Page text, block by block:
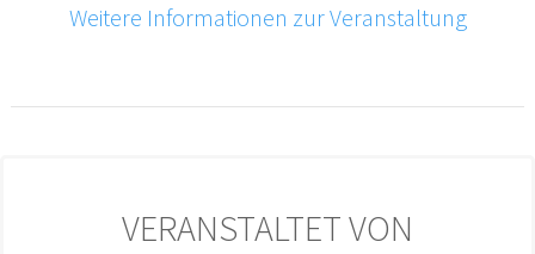
Weitere Informationen zur Veranstaltung
VERANSTALTET VON